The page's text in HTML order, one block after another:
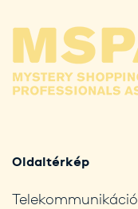
Oldaltérkép
Telekommunikáció